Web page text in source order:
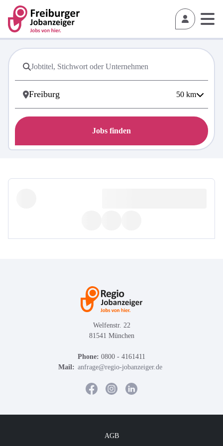
50 km
Jobs finden
Welfenstr. 22
81541 München
Phone: 0800 - 4161411
Mail: anfrage@regio-jobanzeiger.de
AGB